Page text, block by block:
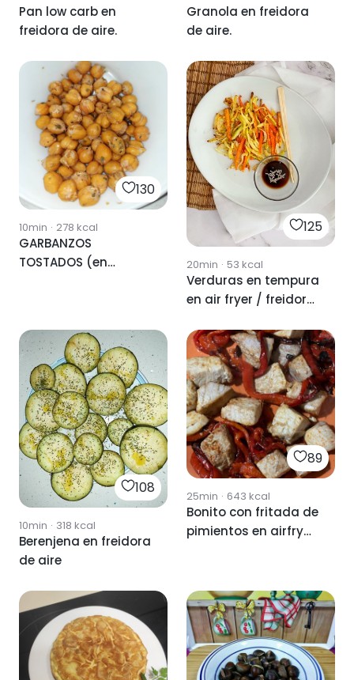
Pan low carb en
freidora de aire.
Granola en freidora
de aire.
130
10min · 278 kcal
GARBANZOS
TOSTADOS (en
125
20min · 53 kcal
Verduras en tempura
en air fryer / freidora
108
10min · 318 kcal
Berenjena en freidora
de aire
89
25min · 643 kcal
Bonito con fritada de
pimientos en airfry